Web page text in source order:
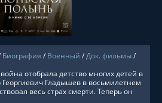
Биография / Военный /Док. фильмы/
отобрала детство многих детей в
Георгиевич Гладышев в восьмилетнем
весь страх смерти. Теперь он